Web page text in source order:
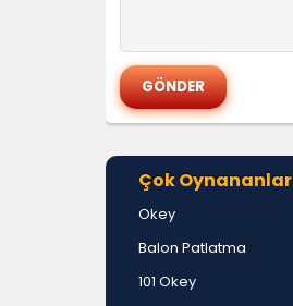
Çok Oynananlar
Okey
Balon Patlatma
101 Okey